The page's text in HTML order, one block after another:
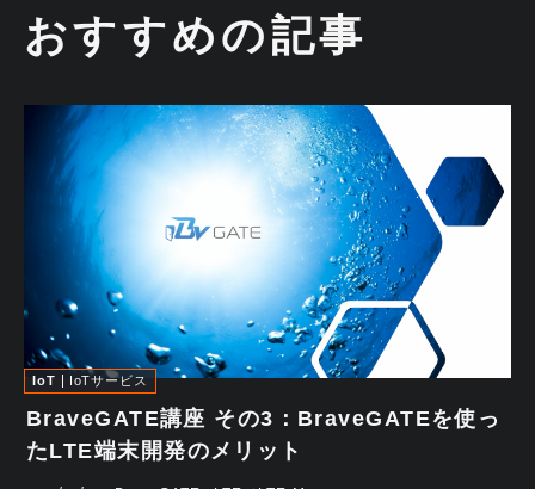
おすすめの記事
IoT IoTサービス
BraveGATE講座 その3：BraveGATEを使っ
たLTE端末開発のメリット